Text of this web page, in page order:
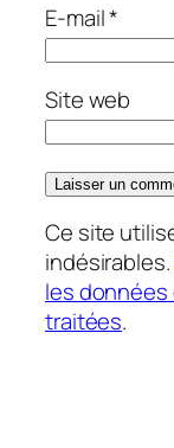
E-mail*
Site web
Ce site
indésirables.
les
traitées.